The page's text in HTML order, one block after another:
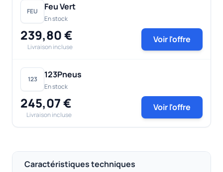
FEU Feu Vert
En stock
239,80 €
Livraison incluse
Voir l'offre
123 123Pneus
En stock
245,07 €
Livraison incluse
Voir l'offre
Caractéristiques techniques